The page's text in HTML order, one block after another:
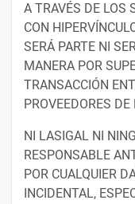
A TRAVÉS DE LOS
CON
SERÁ PARTE NI
MANERA POR
TRANSACCIÓN
PROVEEDORES
NI LASIGAL NI
RESPONSABLE
POR CUALQUIER
INCIDENTAL,